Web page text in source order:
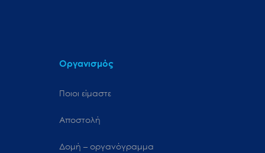
Οργανισμός
Ποιοι είμαστε
Αποστολή
Δομή – οργανόγραμμα